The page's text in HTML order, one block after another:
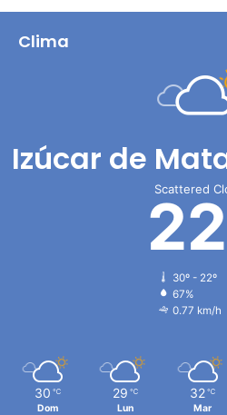
Clima
Izúcar de
Scattered
22
30º - 22º
67%
0.77 km/h
30 ℃
Dom
29 ℃
Lun
32 ℃
Mar